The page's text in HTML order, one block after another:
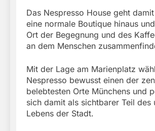
Das Nespresso House geht
eine normale Boutique hinaus
Ort der Begegnung und des
an dem Menschen
Mit der Lage am Marienplatz
Nespresso bewusst einen der
belebtesten Orte Münchens und
sich damit als sichtbarer Teil des
Lebens der Stadt.